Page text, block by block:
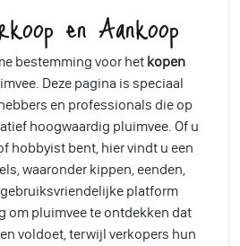
en Aankoop
bestemming voor het kopen
Deze pagina is speciaal
en professionals die op
hoogwaardig pluimvee. Of u
hobbyist bent, hier vindt u een
waaronder kippen, eenden,
platform
om pluimvee te ontdekken dat
voldoet, terwijl verkopers hun